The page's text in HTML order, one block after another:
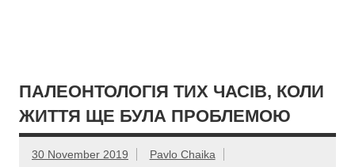
ПАЛЕОНТОЛОГІЯ ТИХ ЧАСІВ, КОЛИ
ЖИТТЯ ЩЕ БУЛА ПРОБЛЕМОЮ
30 November 2019 Pavlo Chaika